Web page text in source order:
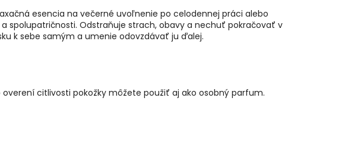
esencia na večerné uvoľnenie po celodennej práci alebo
spolupatričnosti. Odstraňuje strach, obavy a nechuť pokračovať v
k sebe samým a umenie odovzdávať ju ďalej.
citlivosti pokožky môžete použiť aj ako osobný parfum.